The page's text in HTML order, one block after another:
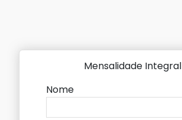
Mensalidade Integral
Nome